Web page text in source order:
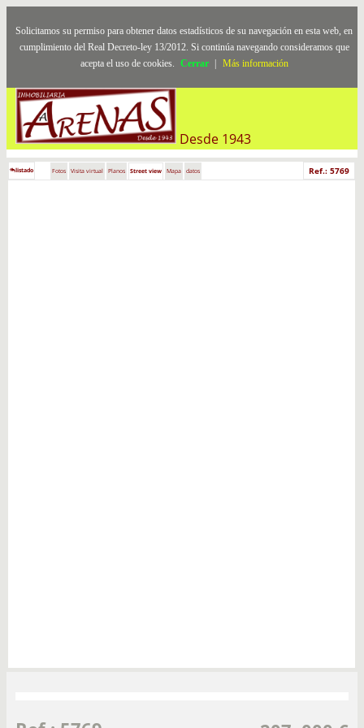
Solicitamos su permiso para obtener datos estadísticos de su navegación en esta web, en
cumplimiento del Real Decreto-ley 13/2012. Si continúa navegando consideramos que
acepta el uso de cookies. Cerrar Más información
Desde 1943
listado Fotos Visita virtual Planos Street view Mapa datos Ref.: 5769